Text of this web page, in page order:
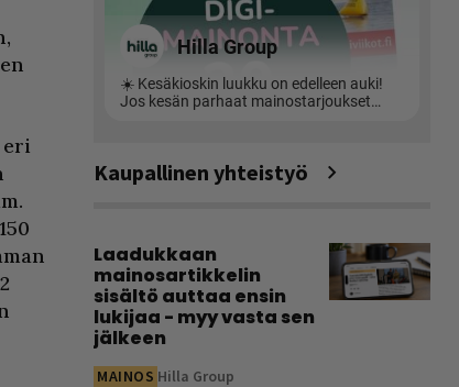
eri
Kaupallinen yhteistyö
Laadukkaan
mainosartikkelin
sisältö auttaa ensin
lukijaa - myy vasta sen
jälkeen
MAINOS Hilla Group